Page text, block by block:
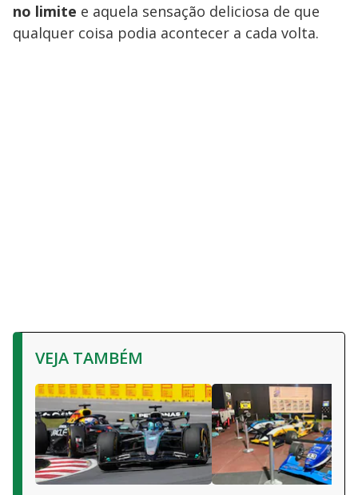
no limite e aquela sensação deliciosa de que
qualquer coisa podia acontecer a cada volta.
VEJA TAMBÉM